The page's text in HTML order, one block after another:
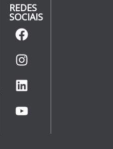
REDES
SOCIAIS